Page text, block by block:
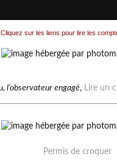
Cliquez sur les liens pour lire les
l’observateur engagé, Lire un
Permis de croquer